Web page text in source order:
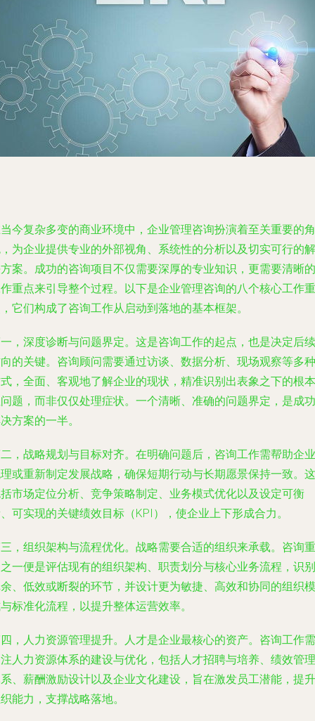
今复杂多变的商业环境中，企业管理咨询扮演着至关重要的角
为企业提供专业的外部视角、系统性的分析以及切实可行的解
案。成功的咨询项目不仅需要深厚的专业知识，更需要清晰的
重点来引导整个过程。以下是企业管理咨询的八个核心工作重
它们构成了咨询工作从启动到落地的基本框架。
，深度诊断与问题界定。这是咨询工作的起点，也是决定后续
的关键。咨询顾问需要通过访谈、数据分析、现场观察等多种
，全面、客观地了解企业的现状，精准识别出表象之下的根本
题，而非仅仅处理症状。一个清晰、准确的问题界定，是成功
方案的一半。
，战略规划与目标对齐。在明确问题后，咨询工作需帮助企业
或重新制定发展战略，确保短期行动与长期愿景保持一致。这
市场定位分析、竞争策略制定、业务模式优化以及设定可衡
可实现的关键绩效目标（KPI），使企业上下形成合力。
，组织架构与流程优化。战略需要合适的组织来承载。咨询重
一便是评估现有的组织架构、职责划分与核心业务流程，识别
、低效或断裂的环节，并设计更为敏捷、高效和协同的组织模
标准化流程，以提升整体运营效率。
，人力资源管理提升。人才是企业最核心的资产。咨询工作需
人力资源体系的建设与优化，包括人才招聘与培养、绩效管理
、薪酬激励设计以及企业文化建设，旨在激发员工潜能，提升
能力，支撑战略落地。